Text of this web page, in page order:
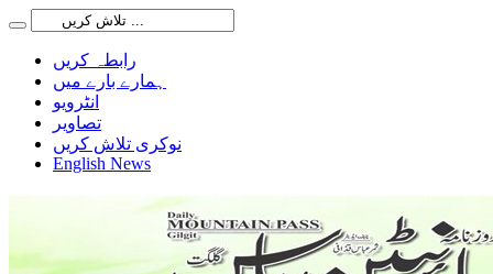
رابطہ کریں
ہمارے بارے میں
انٹرویو
تصاویر
نوکری تلاش کریں
English News